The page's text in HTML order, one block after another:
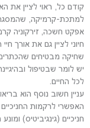
קודם כל, ראוי לציין את
למתכת-קרמיקה,
אפקט חשכה, זירקוניה
חיוני לציין גם את אורך
שחיקה מבטיחים
יש לומר שבטיפול
לכל החיים.
עניין חשוב נוסף הוא
האפשרי לרקמות
חניכיים (גינגיביטיס)